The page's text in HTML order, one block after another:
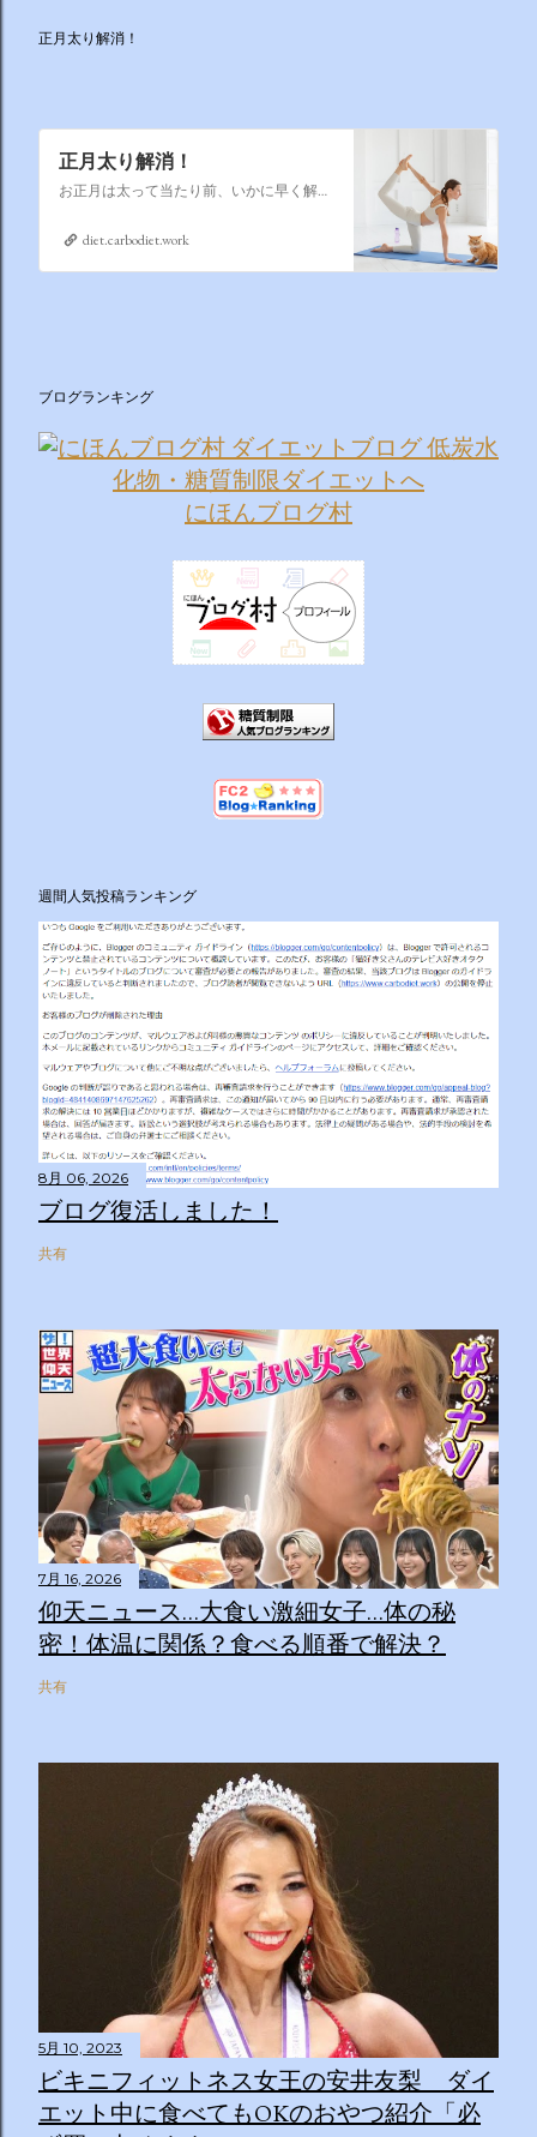
正月太り解消！
正月太り解消！
お正月は太って当たり前、いかに早く解消するかそれが課題なのです
diet.carbodiet.work
ブログランキング
にほんブログ村
週間人気投稿ランキング
8月 06, 2026
ブログ復活しました！
共有
7月 16, 2026
仰天ニュース…大食い激細女子…体の秘
密！体温に関係？食べる順番で解決？
共有
5月 10, 2023
ビキニフィットネス女王の安井友梨 ダイ
エット中に食べてもOKのおやつ紹介「必